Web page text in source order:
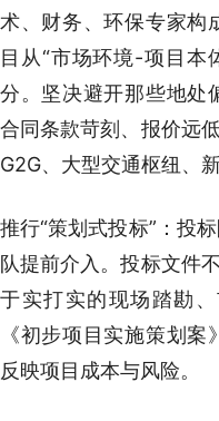
术、财务、环保专家构
目从“市场环境-项目本
分。坚决避开那些地处
合同条款苛刻、报价远
G2G、大型交通枢纽、
推行“策划式投标”：投
队提前介入。投标文件
于实打实的现场踏勘
《初步项目实施策划
反映项目成本与风险。